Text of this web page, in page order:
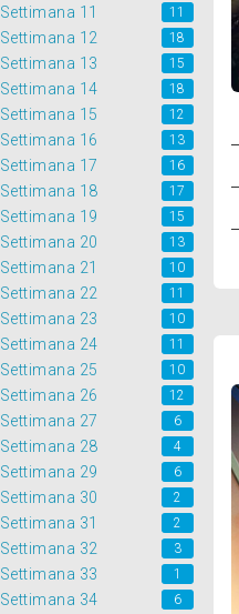
Settimana 11 11
Settimana 12 18
Settimana 13 15
Settimana 14 18
Settimana 15 12
Settimana 16 13
Settimana 17 16
Settimana 18 17
Settimana 19 15
Settimana 20 13
Settimana 21 10
Settimana 22 11
Settimana 23 10
Settimana 24 11
Settimana 25 10
Settimana 26 12
Settimana 27 6
Settimana 28 4
Settimana 29 6
Settimana 30 2
Settimana 31 2
Settimana 32 3
Settimana 33 1
Settimana 34 6